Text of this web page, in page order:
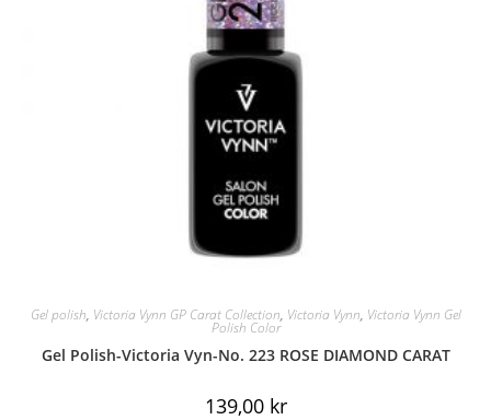
Gel polish, Victoria Vynn GP Carat Collection, Victoria Vynn, Victoria Vynn Gel
Polish Color
Gel Polish-Victoria Vyn-No. 223 ROSE DIAMOND CARAT
139,00 kr